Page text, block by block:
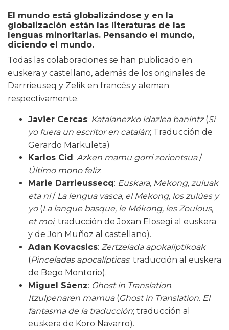
El mundo está globalizándose y en la
globalización están las literaturas de las
lenguas minoritarias. Pensando el mundo,
diciendo el mundo.
Todas las colaboraciones se han publicado en
euskera y castellano, además de los originales de
Darrrieuseq y Zelik en francés y aleman
respectivamente.
Javier Cercas: Katalanezko idazlea banintz(Si
yo fuera un escritor en catalán; Traducción de
Gerardo Markuleta)
Karlos Cid: Azken mamu gorri zoriontsua/
Último mono feliz.
Marie Darrieussecq: Euskara, Mekong, zuluak
eta ni/ La lengua vasca, el Mekong, los zulúes y
yo(La langue basque, le Mékong, les Zoulous,
et moi; traducción de Joxan Elosegi al euskera
y de Jon Muñoz al castellano).
Adan Kovacsics: Zertzelada apokaliptikoak
(Pinceladas apocalípticas; traducción al euskera
de Bego Montorio).
Miguel Sáenz: Ghost in Translation.
Itzulpenaren mamua(Ghost in Translation. El
fantasma de la traducción; traducción al
euskera de Koro Navarro).